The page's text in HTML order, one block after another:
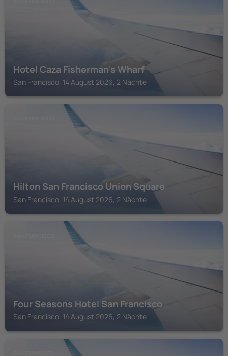
Hotel Caza Fisherman's Wharf
San Francisco, 14 August 2026, 2 Nächte
Hilton San Francisco Union Square
San Francisco, 14 August 2026, 2 Nächte
Four Seasons Hotel San Francisco
San Francisco, 14 August 2026, 2 Nächte